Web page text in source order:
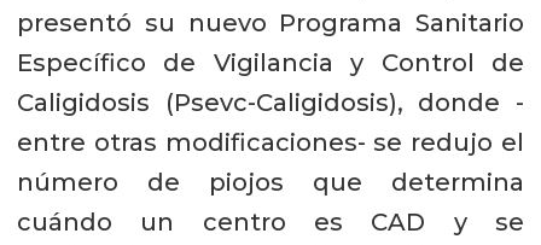
presentó su nuevo Programa Sanitario
Específico de Vigilancia y Control de
Caligidosis (Psevc-Caligidosis), donde -
entre otras modificaciones- se redujo el
número de piojos que determina
cuándo un centro es CAD y se